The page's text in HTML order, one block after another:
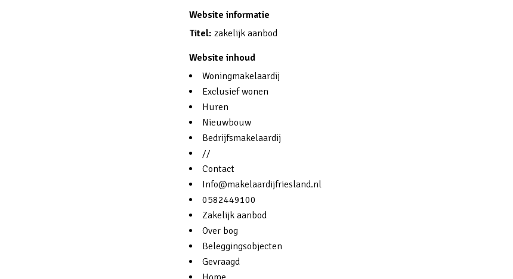
Website informatie
Titel: zakelijk aanbod
Website inhoud
Woningmakelaardij
Exclusief wonen
Huren
Nieuwbouw
Bedrijfsmakelaardij
//
Contact
Info@makelaardijfriesland.nl
0582449100
Zakelijk aanbod
Over bog
Beleggingsobjecten
Gevraagd